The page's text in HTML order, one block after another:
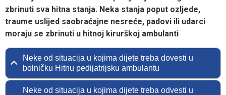
zbrinuti sva hitna stanja. Neka stanja poput ozljede,
traume uslijed saobraćajne nesreće, padovi ili udarci
moraju se zbrinuti u hitnoj kirurškoj ambulanti
Neke od situacija u kojima dijete treba dovesti u
bolničku Hitnu pedijatrijsku ambulantu
Neke od situacija u kojima dijete treba odvesti u